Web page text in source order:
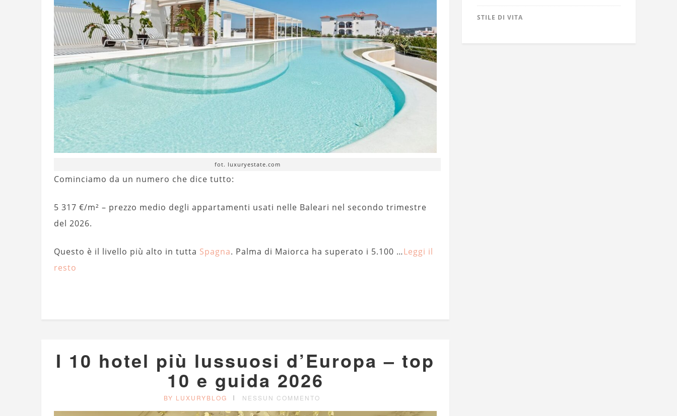
fot. luxuryestate.com
Cominciamo da un numero che dice tutto:
5 317 €/m² – prezzo medio degli appartamenti usati nelle Baleari nel secondo trimestre
del 2026.
Questo è il livello più alto in tutta Spagna. Palma di Maiorca ha superato i 5.100 …Leggi il
resto
I 10 hotel più lussuosi d’Europa – top
10 e guida 2026
BY LUXURYBLOG NESSUN COMMENTO
STILE DI VITA